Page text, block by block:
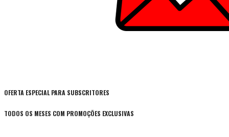
OFERTA ESPECIAL PARA SUBSCRITORES
TODOS OS MESES COM PROMOÇÕES EXCLUSIVAS